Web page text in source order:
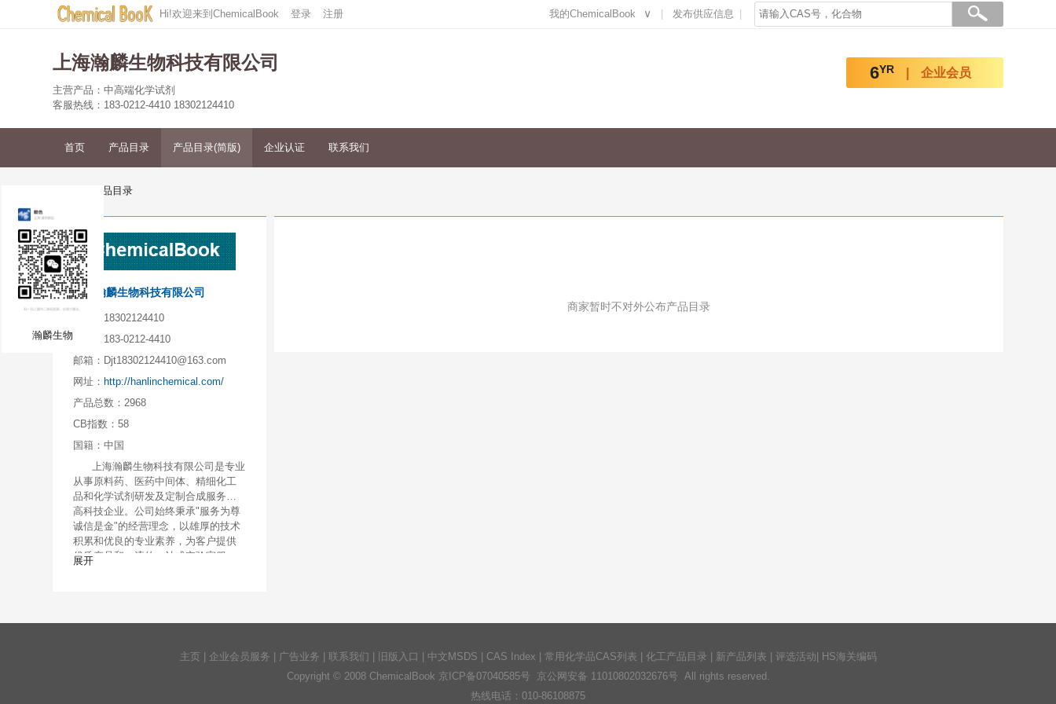
Hi!欢迎来到ChemicalBook 登录 注册 我的ChemicalBook ∨ 发布供应信息
上海瀚麟生物科技有限公司
主营产品：中高端化学试剂
客服热线：183-0212-4410 18302124410
6YR 企业会员
首页 产品目录 产品目录(简版) 企业认证 联系我们
产品目录
上海瀚麟生物科技有限公司
18302124410
183-0212-4410
邮箱： Djt18302124410@163.com
网址： http://hanlinchemical.com/
产品总数： 2968
CB指数： 58
国籍： 中国
上海瀚麟生物科技有限公司是专业
从事原料药、医药中间体、精细化工
品和化学试剂研发及定制合成服务的
高科技企业。公司始终秉承"服务为尊
诚信是金"的经营理念，以雄厚的技术
积累和优良的专业素养，为客户提供
优质产品和一流的一站式实验室服
展开
商家暂时不对外公布产品目录
瀚麟生物
主页 企业会员服务 广告业务 联系我们 旧版入口 中文MSDS CAS Index 常用化学品CAS列表 化工产品目录 新产品列表 评选活动
HS海关编码
Copyright © 2008 ChemicalBook 京ICP备07040585号 京公网安备 11010802032676号 All rights reserved.
热线电话：010-86108875